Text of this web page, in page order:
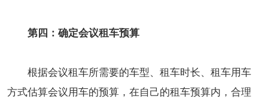
第四：确定会议租车预算
根据会议租车所需要的车型、租车时长、租车用车
方式估算会议用车的预算，在自己的租车预算内，合理